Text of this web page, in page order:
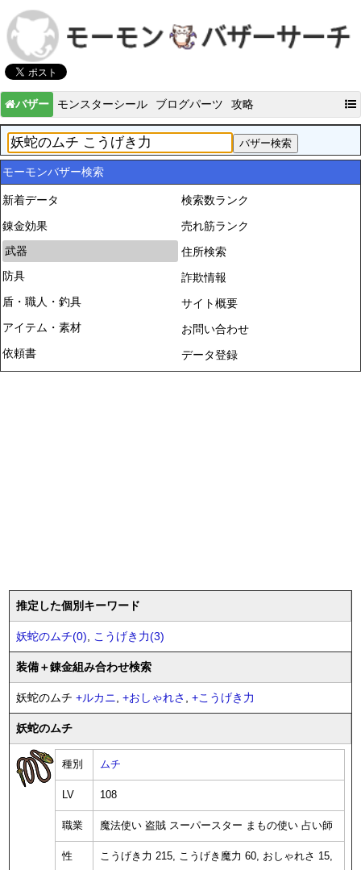
バザー モンスターシール ブログパーツ 攻略
モーモンバザー検索
新着データ
錬金効果
武器
防具
盾・職人・釣具
アイテム・素材
依頼書
検索数ランク
売れ筋ランク
住所検索
詐欺情報
サイト概要
お問い合わせ
データ登録
推定した個別キーワード
妖蛇のムチ(0), こうげき力(3)
装備＋錬金組み合わせ検索
妖蛇のムチ +ルカニ, +おしゃれさ , +こうげき力
妖蛇のムチ
種別 ムチ
LV 108
職業 魔法使い 盗賊 スーパースター まもの使い 占い師
性
こうげき力 215, こうげき魔力 60, おしゃれさ 15,